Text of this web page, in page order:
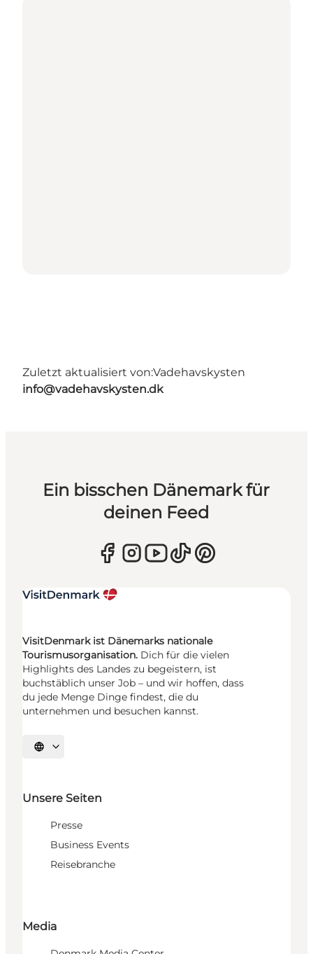
Zuletzt aktualisiert von:Vadehavskysten
info@vadehavskysten.dk
Ein bisschen Dänemark für
deinen Feed
VisitDenmark ist Dänemarks nationale
Tourismusorganisation. Dich für die vielen
Highlights des Landes zu begeistern, ist
buchstäblich unser Job – und wir hoffen, dass
du jede Menge Dinge findest, die du
unternehmen und besuchen kannst.
Sprache auswählen
Unsere Seiten
Presse
Business Events
Reisebranche
Media